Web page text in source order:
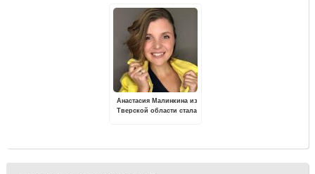
Анастасия Малинкина из
Тверской области стала
онлайн-экспедиции «Моя